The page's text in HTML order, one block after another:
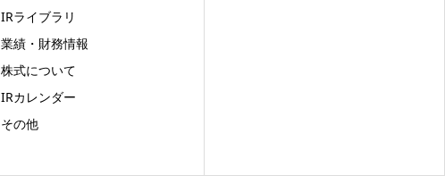
IRライブラリ
業績・財務情報
株式について
IRカレンダー
その他